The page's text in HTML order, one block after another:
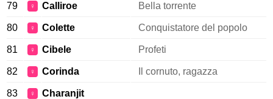
79 ♀ Calliroe Bella torrente
80 ♀ Colette Conquistatore del popolo
81 ♀ Cibele Profeti
82 ♀ Corinda Il cornuto, ragazza
83 ♀ Charanjit